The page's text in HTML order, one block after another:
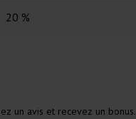
20 %
un avis et recevez un bonus.